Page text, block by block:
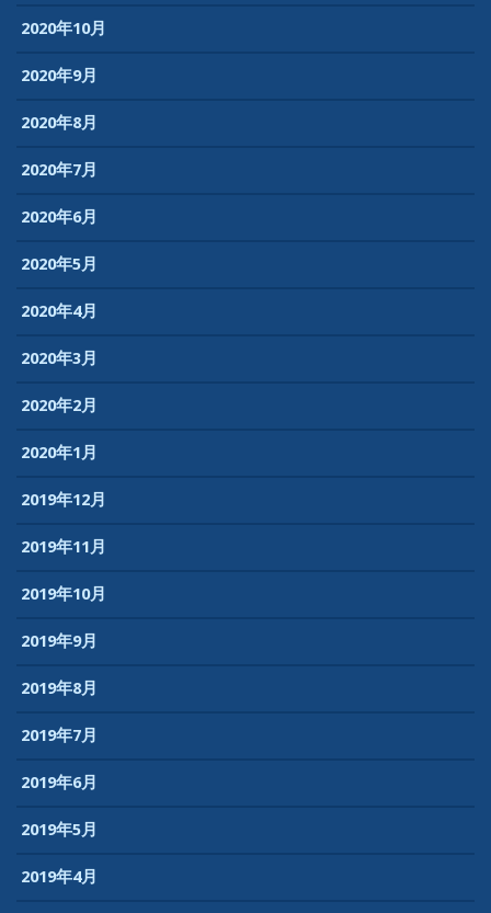
2020年10月
2020年9月
2020年8月
2020年7月
2020年6月
2020年5月
2020年4月
2020年3月
2020年2月
2020年1月
2019年12月
2019年11月
2019年10月
2019年9月
2019年8月
2019年7月
2019年6月
2019年5月
2019年4月